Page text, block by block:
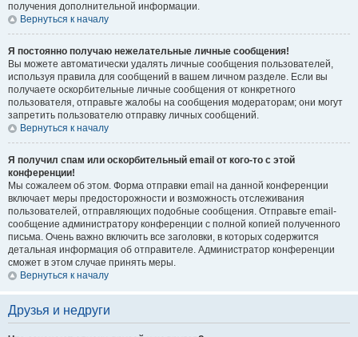
получения дополнительной информации.
Вернуться к началу
Я постоянно получаю нежелательные личные сообщения!
Вы можете автоматически удалять личные сообщения пользователей,
используя правила для сообщений в вашем личном разделе. Если вы
получаете оскорбительные личные сообщения от конкретного
пользователя, отправьте жалобы на сообщения модераторам; они могут
запретить пользователю отправку личных сообщений.
Вернуться к началу
Я получил спам или оскорбительный email от кого-то с этой
конференции!
Мы сожалеем об этом. Форма отправки email на данной конференции
включает меры предосторожности и возможность отслеживания
пользователей, отправляющих подобные сообщения. Отправьте email-
сообщение администратору конференции с полной копией полученного
письма. Очень важно включить все заголовки, в которых содержится
детальная информация об отправителе. Администратор конференции
сможет в этом случае принять меры.
Вернуться к началу
Друзья и недруги